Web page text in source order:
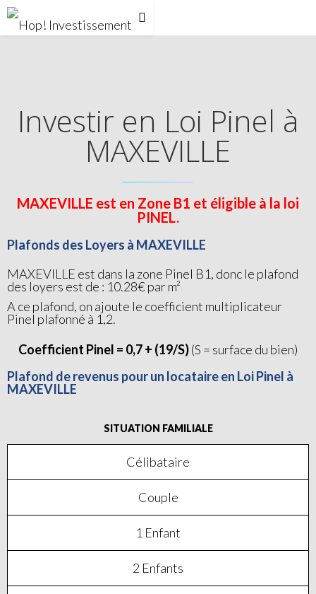
Investir en Loi Pinel à
MAXEVILLE
MAXEVILLE est en Zone B1 et éligible à la loi
PINEL.
Plafonds des Loyers à MAXEVILLE
MAXEVILLE est dans la zone Pinel B1, donc le plafond
des loyers est de : 10.28€ par m²
A ce plafond, on ajoute le coefficient multiplicateur
Pinel plafonné à 1,2.
Coefficient Pinel = 0,7 + (19/S)(S = surface du bien)
Plafond de revenus pour un locataire en Loi Pinel à
MAXEVILLE
SITUATION FAMILIALE
Célibataire
Couple
1 Enfant
2 Enfants